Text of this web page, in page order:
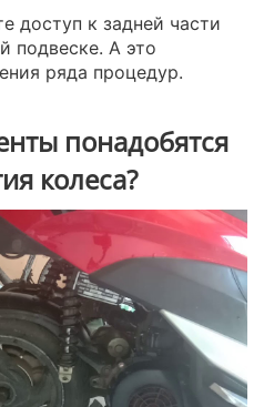
доступ к задней части
подвеске. А это
ряда процедур.
понадобятся
колеса?